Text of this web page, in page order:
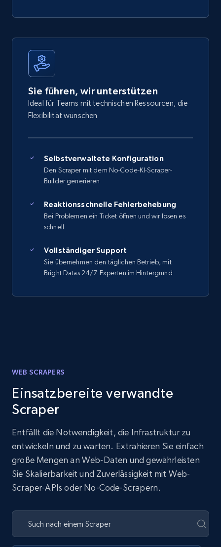
Sie führen, wir unterstützen
Ideal für Teams mit technischen Ressourcen, die
Flexibilität wünschen
Selbstverwaltete Konfiguration
Den Scraper mit dem No-Code-KI-Scraper-
Builder generieren
Reaktionsschnelle Fehlerbehebung
Bei Problemen ein Ticket öffnen und wir lösen es
schnell
Vollständiger Support
Sie übernehmen den täglichen Betrieb, mit
Bright Datas 24/7-Experten im Hintergrund
WEB SCRAPERS
Einsatzbereite verwandte
Scraper
Entfällt die Notwendigkeit, die Infrastruktur zu
entwickeln und zu warten. Extrahieren Sie einfach
große Mengen an Web-Daten und gewährleisten
Sie Skalierbarkeit und Zuverlässigkeit mit Web-
Scraper-APIs oder No-Code-Scrapern.